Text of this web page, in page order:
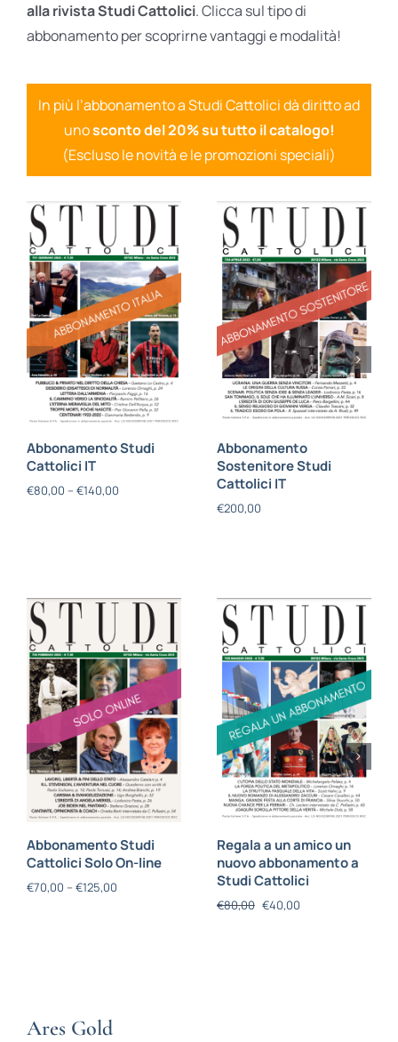
alla rivista Studi Cattolici. Clicca sul tipo di
abbonamento per scoprirne vantaggi e modalità!
In più l’abbonamento a Studi Cattolici dà diritto ad
unosconto del 20% su tutto il catalogo!
(Escluso le novità e le promozioni speciali)
Abbonamento Studi
Cattolici IT
€80,00 – €140,00
Abbonamento
Sostenitore Studi
Cattolici IT
€200,00
Abbonamento Studi
Cattolici Solo On-line
€70,00 – €125,00
Regala a un amico un
nuovo abbonamento a
Studi Cattolici
€80,00 €40,00
Ares Gold